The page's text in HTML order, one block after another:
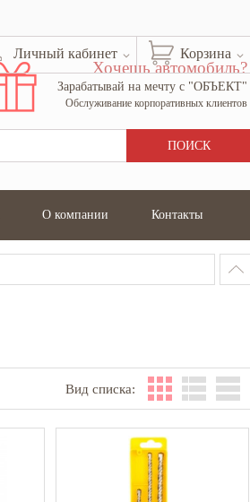
Корзина
Личный кабинет
Хочешь автомобиль?
Зарабатывай на мечту с "ОБЪЕКТ"
Обслуживание корпоративных клиентов
О компании Контакты
Вид списка: